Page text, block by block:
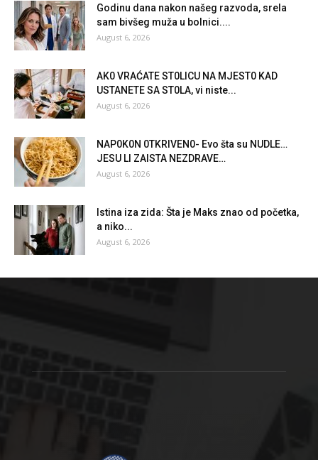
Godinu dana nakon našeg razvoda, srela
sam bivšeg muža u bolnici....
August 6, 2026
AK0 VRAĆATE ST0LlCU NA MJEST0 KAD
USTANETE SA ST0LA, vi niste...
August 6, 2026
NAP0K0N 0TKRlVEN0- Evo šta su NUDLE…
JESU Ll ZAlSTA NEZDRAVE…
August 6, 2026
Istina iza zida: Šta je Maks znao od početka,
a niko...
August 6, 2026